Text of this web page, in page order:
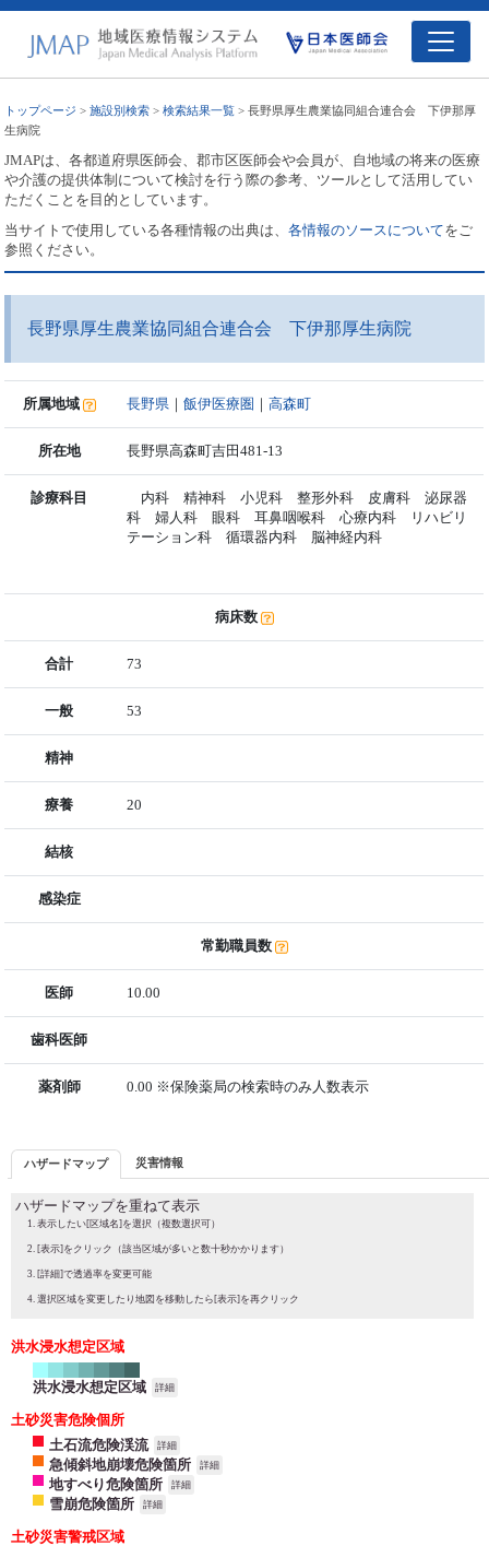
トップページ >施設別検索 >検索結果一覧 > 長野県厚生農業協同組合連合会 下伊那厚
生病院
JMAPは、各都道府県医師会、郡市区医師会や会員が、自地域の将来の医療
や介護の提供体制について検討を行う際の参考、ツールとして活用してい
ただくことを目的としています。
当サイトで使用している各種情報の出典は、各情報のソースについてをご
参照ください。
長野県厚生農業協同組合連合会 下伊那厚生病院
所属地域 長野県 ｜飯伊医療圏 ｜高森町
所在地 長野県高森町吉田481-13
診療科目
内科 精神科 小児科 整形外科 皮膚科 泌尿器
科 婦人科 眼科 耳鼻咽喉科 心療内科 リハビリ
テーション科 循環器内科 脳神経内科
病床数
合計 73
一般 53
精神
療養 20
結核
感染症
常勤職員数
医師 10.00
歯科医師
薬剤師 0.00 ※保険薬局の検索時のみ人数表示
ハザードマップ 災害情報
ハザードマップを重ねて表示
表示したい[区域名]を選択（複数選択可）
[表示]をクリック（該当区域が多いと数十秒かかります）
[詳細]で透過率を変更可能
選択区域を変更したり地図を移動したら[表示]を再クリック
洪水浸水想定区域
洪水浸水想定区域 詳細
土砂災害危険個所
土石流危険渓流
詳細
急傾斜地崩壊危険箇所 詳細
地すべり危険箇所 詳細
雪崩危険箇所 詳細
土砂災害警戒区域